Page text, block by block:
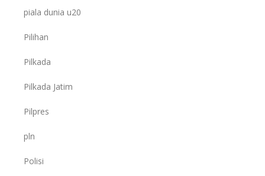
piala dunia u20
Pilihan
Pilkada
Pilkada Jatim
Pilpres
pln
Polisi